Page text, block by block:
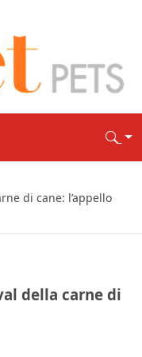
di cane: l’appello
della carne di